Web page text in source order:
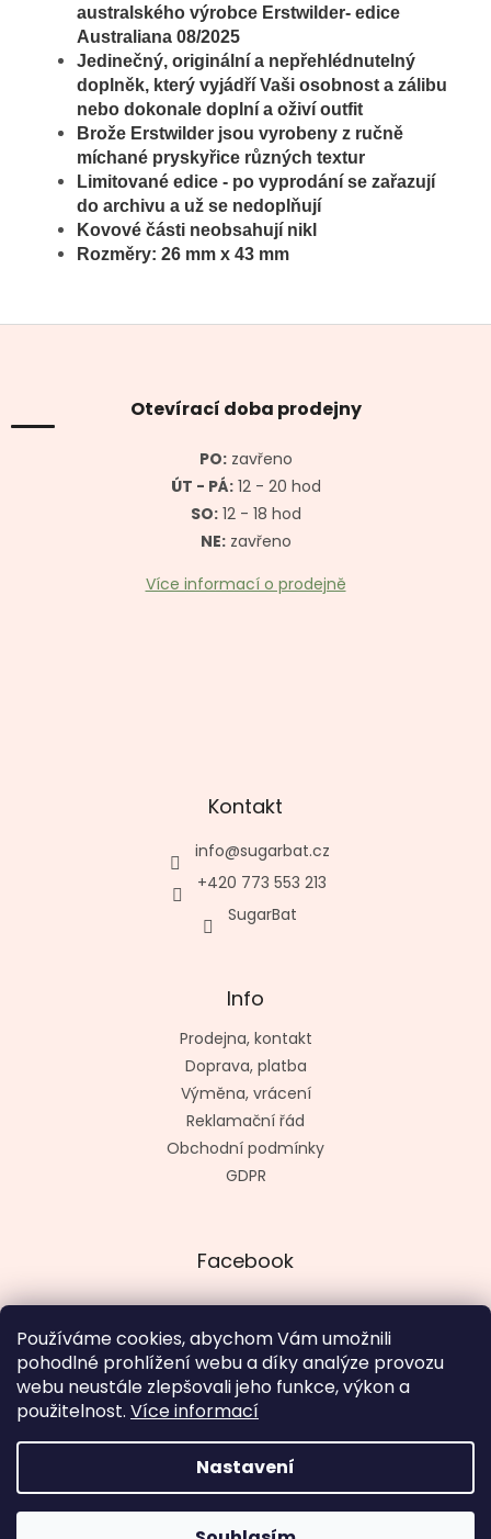
Používáme cookies, abychom Vám umožnili
pohodlné prohlížení webu a díky analýze provozu
webu neustále zlepšovali jeho funkce, výkon a
použitelnost. Více informací
Nastavení
V termínu 18. 8. - 4. 9. otevřeno út - pá 12 - 19 hod., so, ne a
australského výrobce Erstwilder- edice
Australiana 08/2025
Jedinečný, originální a nepřehlédnutelný
doplněk, který vyjádří Vaši osobnost a zálibu
nebo dokonale doplní a oživí outfit
Brože Erstwilder jsou vyrobeny z ručně
míchané pryskyřice různých textur
Limitované edice - po vyprodání se zařazují
do archivu a už se nedoplňují
Kovové části neobsahují nikl
Rozměry: 26 mm x 43 mm
Z
Otevírací doba prodejny
PO:zavřeno
ÚT - PÁ:12 - 20 hod
SO:12 - 18 hod
NE:zavřeno
Více informací o prodejně
Kontakt
info@sugarbat.cz
+420 773 553 213
SugarBat
Info
Prodejna, kontakt
Doprava, platba
Výměna, vrácení
Reklamační řád
Obchodní podmínky
GDPR
Facebook
Vytvořil kashop.cz
Vytvořil Shoptet